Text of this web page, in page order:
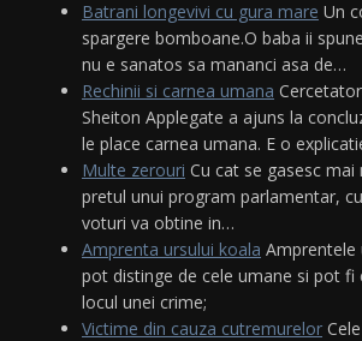
Batrani longevivi cu gura mare Un
spargere bomboane.O baba ii
nu e sanatos sa mananci asa de…
Rechinii si carnea umana
Sheiton Applegate a ajuns la
le place carnea umana. E o
Multe zerouri Cu cat se gasesc
pretul unui program parlamentar,
voturi va obtine in…
Amprenta ursului koala Amprentele
pot distinge de cele umane si pot fi
locul unei crime;
Victime din cauza cutremurelor